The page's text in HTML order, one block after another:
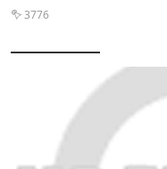
便是使用电磁来作为发热的媒介
磁屏蔽室 1.屏蔽机房中，对
机房中的屏蔽外壳，应怎样
理，一般是有四种，是为金属
用隔离窗，至于使用哪一种，
用其中的接地端子进行接地处
中的接地，为何采用混合接
 3776